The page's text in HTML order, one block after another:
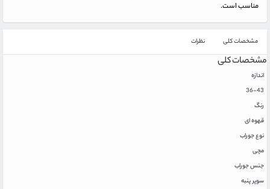
مناسب است.
مشخصات کلی نظرات
مشخصات کلی
اندازه
36-43
رنگ
قهوه ای
نوع جوراب
مچی
جنس جوراب
سوپر پنبه